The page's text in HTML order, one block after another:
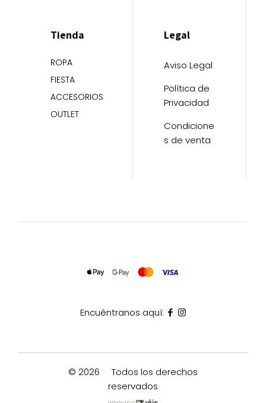
Tienda
ROPA
FIESTA
ACCESORIOS
OUTLET
Legal
Aviso Legal
Política de
Privacidad
Condicione
s de venta
Encuéntranos aquí:
© 2026
Todos los derechos
reservados